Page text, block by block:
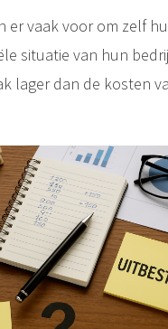
vaak voor om zelf
situatie van hun
lager dan de kosten